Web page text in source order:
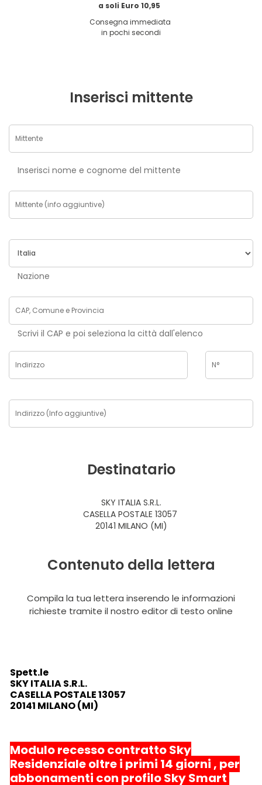
a soli Euro 10,95
Consegna immediata
in pochi secondi
Inserisci mittente
Inserisci nome e cognome del mittente
Nazione
Scrivi il CAP e poi seleziona la città dall'elenco
Destinatario
SKY ITALIA S.R.L.
CASELLA POSTALE 13057
20141 MILANO (MI)
Contenuto della lettera
Compila la tua lettera inserendo le informazioni
richieste tramite il nostro editor di testo online
Spett.le
SKY ITALIA S.R.L.
CASELLA POSTALE 13057
20141 MILANO (MI)
Modulo recesso contratto Sky
Residenziale oltre i primi 14 giorni , per
abbonamenti con profilo Sky Smart